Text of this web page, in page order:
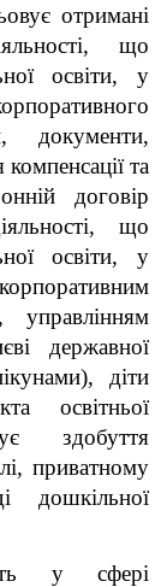
отримані
що
освіти, у
документи,
та
договір
що
освіти, у
управлінням
державної
діти
освітньої
здобуття
приватному
дошкільної
у сфері